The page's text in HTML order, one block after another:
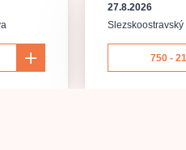
27.8.2026
750 -